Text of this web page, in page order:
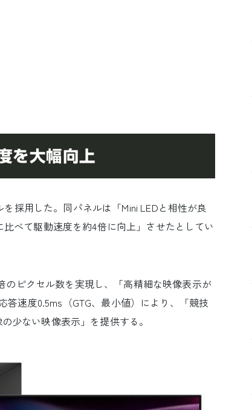
を大幅向上
採用した。同パネルは「Mini LEDと相性が良
べて駆動速度を約4倍に向上」させたとしてい
のピクセル数を実現し、「高精細な映像表示が
速度0.5ms（GTG、最小値）により、「競技
少ない映像表示」を提供する。